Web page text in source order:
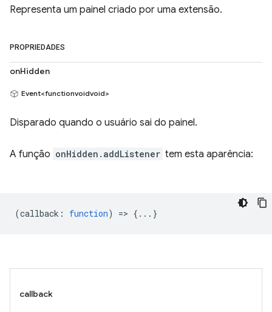
Representa um painel criado por uma extensão.
PROPRIEDADES
onHidden
Event<functionvoidvoid>
Disparado quando o usuário sai do painel.
A função onHidden.addListener tem esta aparência:
(callback : function) => {...}
callback